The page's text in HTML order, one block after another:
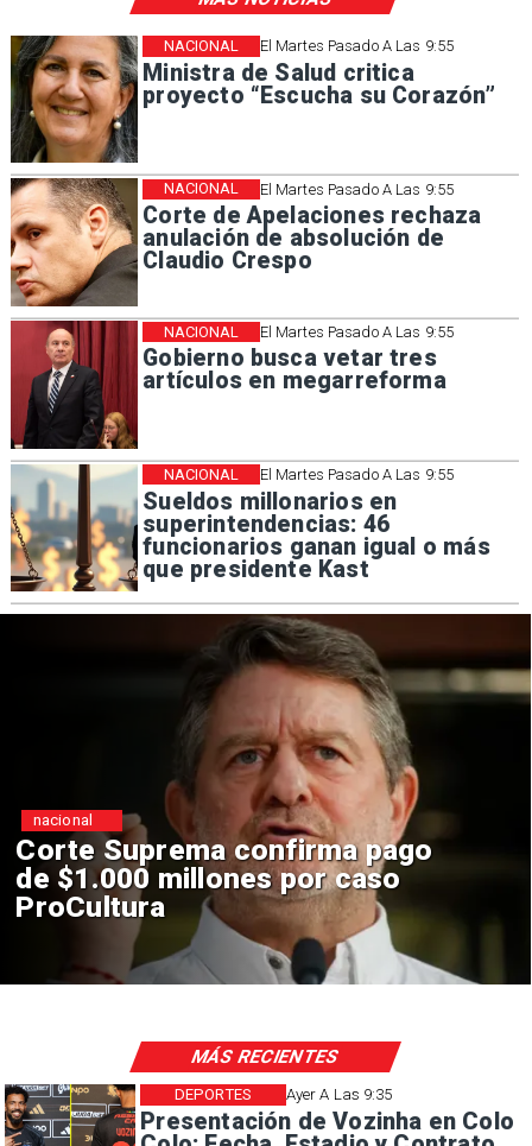
El Martes Pasado A Las 9:55
Ministra de Salud critica
proyecto “Escucha su Corazón”
NACIONAL
El Martes Pasado A Las 9:55
Corte de Apelaciones rechaza
anulación de absolución de
Claudio Crespo
NACIONAL
El Martes Pasado A Las 9:55
Gobierno busca vetar tres
artículos en megarreforma
NACIONAL
El Martes Pasado A Las 9:55
Sueldos millonarios en
superintendencias: 46
funcionarios ganan igual o más
que presidente Kast
NACIONAL
Codelco suspende
construcción de Andes Norte
en El Teniente por riesgos
sísmicos
nacional
Ayer A Las 9:35
Presentación de Vozinha en Colo
DEPORTES
MÁS RECIENTES